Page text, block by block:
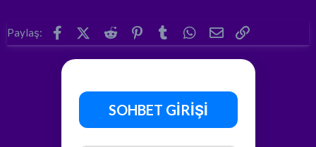
Paylaş: FacebookX (Twitter)
Reddit Pinterest
Tumblr WhatsApp
E-posta
SOHBET GİRİŞİ